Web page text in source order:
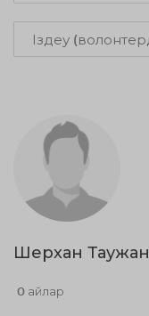
Шерхан Таужан
0 айлар